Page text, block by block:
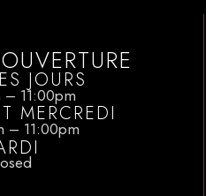
JOURS
– 11:00pm
MERCREDI
– 11:00pm